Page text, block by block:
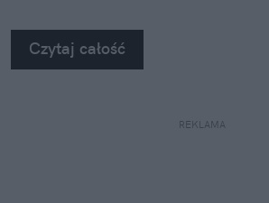
Czytaj całość
REKLAMA